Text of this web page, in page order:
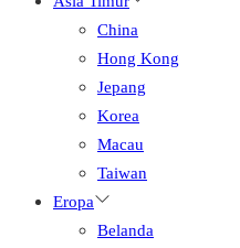
China
Hong Kong
Jepang
Korea
Macau
Taiwan
Eropa
Belanda